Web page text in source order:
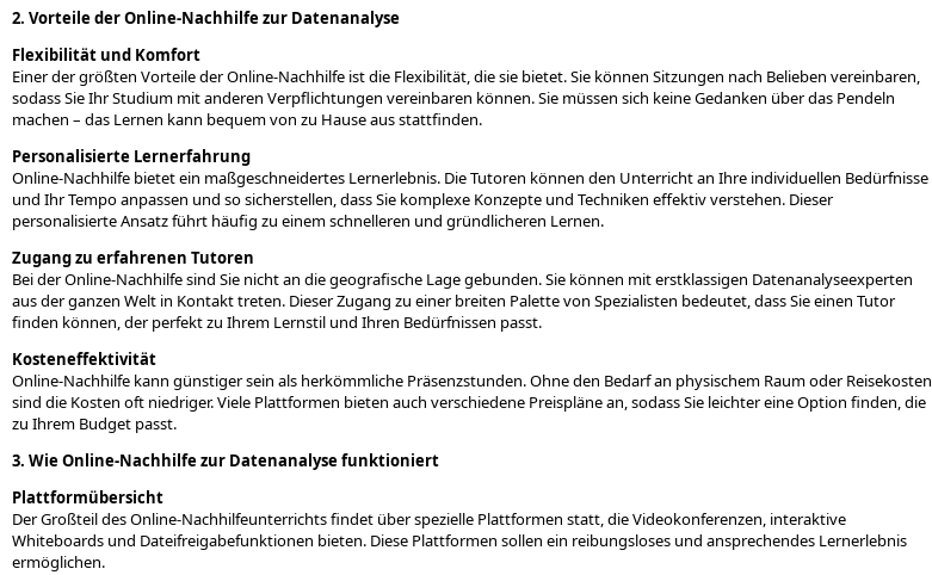
2. Vorteile der Online-Nachhilfe zur Datenanalyse
Flexibilität und Komfort
Einer der größten Vorteile der Online-Nachhilfe ist die Flexibilität, die sie bietet. Sie können Sitzungen nach Belieben vereinbaren,
sodass Sie Ihr Studium mit anderen Verpflichtungen vereinbaren können. Sie müssen sich keine Gedanken über das Pendeln
machen – das Lernen kann bequem von zu Hause aus stattfinden.
Personalisierte Lernerfahrung
Online-Nachhilfe bietet ein maßgeschneidertes Lernerlebnis. Die Tutoren können den Unterricht an Ihre individuellen Bedürfnisse
und Ihr Tempo anpassen und so sicherstellen, dass Sie komplexe Konzepte und Techniken effektiv verstehen. Dieser
personalisierte Ansatz führt häufig zu einem schnelleren und gründlicheren Lernen.
Zugang zu erfahrenen Tutoren
Bei der Online-Nachhilfe sind Sie nicht an die geografische Lage gebunden. Sie können mit erstklassigen Datenanalyseexperten
aus der ganzen Welt in Kontakt treten. Dieser Zugang zu einer breiten Palette von Spezialisten bedeutet, dass Sie einen Tutor
finden können, der perfekt zu Ihrem Lernstil und Ihren Bedürfnissen passt.
Kosteneffektivität
Online-Nachhilfe kann günstiger sein als herkömmliche Präsenzstunden. Ohne den Bedarf an physischem Raum oder Reisekosten
sind die Kosten oft niedriger. Viele Plattformen bieten auch verschiedene Preispläne an, sodass Sie leichter eine Option finden, die
zu Ihrem Budget passt.
3. Wie Online-Nachhilfe zur Datenanalyse funktioniert
Plattformübersicht
Der Großteil des Online-Nachhilfeunterrichts findet über spezielle Plattformen statt, die Videokonferenzen, interaktive
Whiteboards und Dateifreigabefunktionen bieten. Diese Plattformen sollen ein reibungsloses und ansprechendes Lernerlebnis
ermöglichen.